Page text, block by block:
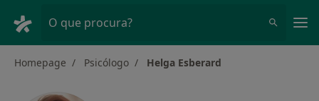
O que procura?
Homepage Psicólogo Helga Esberard